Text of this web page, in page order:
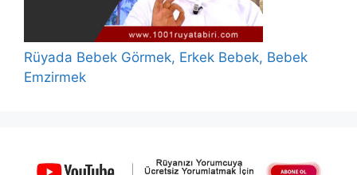
Rüyada Bebek Görmek, Erkek Bebek, Bebek
Emzirmek